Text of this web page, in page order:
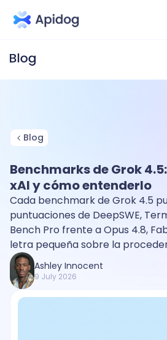
Blog
Benchmarks de Grok
xAI y cómo entenderlo
Cada benchmark de Grok 4.5
puntuaciones de DeepSWE,
Bench Pro frente a Opus 4.8,
letra pequeña sobre la
Ashley Innocent
9 July 2026